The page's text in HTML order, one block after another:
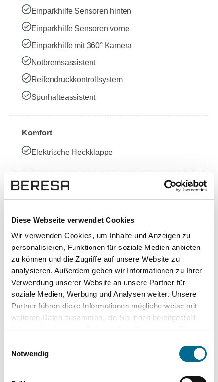
Diese Webseite verwendet Cookies
Wir verwenden Cookies, um Inhalte und Anzeigen zu
personalisieren, Funktionen für soziale Medien anbieten
zu können und die Zugriffe auf unsere Website zu
analysieren. Außerdem geben wir Informationen zu Ihrer
Verwendung unserer Website an unsere Partner für
soziale Medien, Werbung und Analysen weiter. Unsere
Partner führen diese Informationen möglicherweise mit
weiteren Daten zusammen, die Sie ihnen bereitgestellt
haben oder die sie im Rahmen Ihrer Nutzung der Dienste
Cookies, wenn Sie unsere Webseite weiterhin nutzen.
Notwendig
Einparkhilfe Sensoren hinten
Einparkhilfe Sensoren vorne
Einparkhilfe mit 360° Kamera
Notbremsassistent
Reifendruckkontrollsystem
Spurhalteassistent
Komfort
Elektrische Heckklappe
Exposé herunterladen [pdf]
Unsere Vorteile
wuddi Leasing Kauf
Versicherung ✔ - -
-